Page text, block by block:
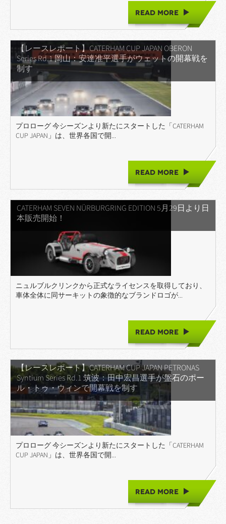
READ MORE
【レースレポート】CATERHAM CUP JAPAN OBERON
Series Rd.1 岡山：安達准平選手がウェットの開幕戦を
制す
プロローグ 今シーズンより新たにスタートした「CATERHAM
CUP JAPAN」は、世界各国で開...
READ MORE
CATERHAM SEVEN NÜRBURGRING EDITION 5月29日より日
本販売開始！
ニュルブルクリンクから正式なライセンスを取得しており、
車体全体に同サーキットの象徴的なブランドロゴが...
READ MORE
【レースレポート】CATERHAM CUP JAPAN PETRONAS
Syntium Series Rd.1 筑波：田中宏昌選手が盤石のポー
ル・トゥ・ウィンで開幕戦を制す
プロローグ 今シーズンより新たにスタートした「CATERHAM
CUP JAPAN」は、世界各国で開...
READ MORE